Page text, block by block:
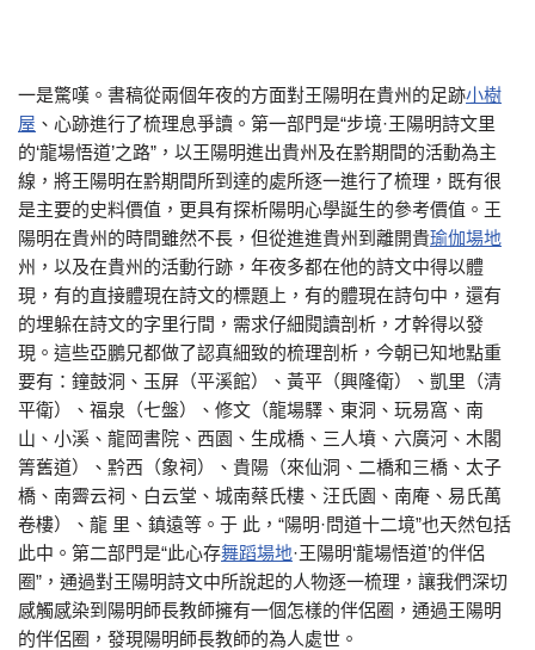
一是驚嘆。書稿從兩個年夜的方面對王陽明在貴州的足跡小樹
屋 、心跡進行了梳理息爭讀。第一部門是“步境·王陽明詩文里
的‘龍場悟道’之路”，以王陽明進出貴州及在黔期間的活動為主
線，將王陽明在黔期間所到達的處所逐一進行了梳理，既有很
是主要的史料價值，更具有探析陽明心學誕生的參考價值。王
陽明在貴州的時間雖然不長，但從進進貴州到離開貴瑜伽場地
州，以及在貴州的活動行跡，年夜多都在他的詩文中得以體
現，有的直接體現在詩文的標題上，有的體現在詩句中，還有
的埋躲在詩文的字里行間，需求仔細閱讀剖析，才幹得以發
現。這些亞鵬兄都做了認真細致的梳理剖析，今朝已知地點重
要有：鐘鼓洞、玉屏（平溪館）、黃平（興隆衛）、凱里（清
平衛）、福泉（七盤）、修文（龍場驛、東洞、玩易窩、南
山、小溪、龍岡書院、西園、生成橋、三人墳、六廣河、木閣
箐舊道）、黔西（象祠）、貴陽（來仙洞、二橋和三橋、太子
橋、南霽云祠、白云堂、城南蔡氏樓、汪氏園、南庵、易氏萬
卷樓）、龍 里、鎮遠等。于 此，“陽明·問道十二境”也天然包括
此中。第二部門是“此心存舞蹈場地·王陽明‘龍場悟道’的伴侶
圈”，通過對王陽明詩文中所說起的人物逐一梳理，讓我們深切
感觸感染到陽明師長教師擁有一個怎樣的伴侶圈，通過王陽明
的伴侶圈，發現陽明師長教師的為人處世。